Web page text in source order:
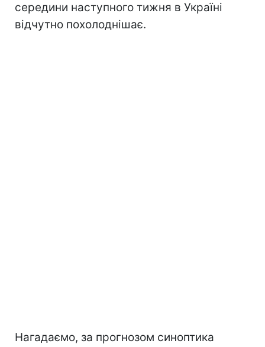
середини наступного тижня в Україні
відчутно похолоднішає.
Нагадаємо, за прогнозом синоптика